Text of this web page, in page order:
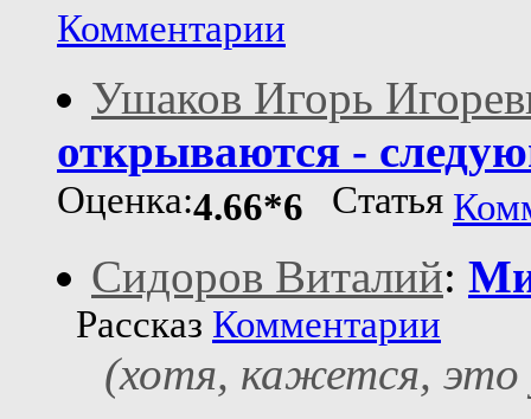
Комментарии
Ушаков Игорь
открываются -
Оценка:4.66*6 Статья
Сидоров Виталий:
Рассказ Комментарии
(хотя, кажется,